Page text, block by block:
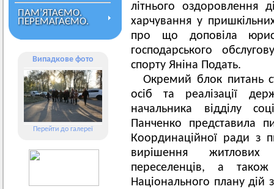
ПАМ’ЯТАЄМО.
ПЕРЕМАГАЄМО.
Випадкове фото
Перейти до галереї
літнього оздоровлення
харчування у
про що доповіла
господарського
спорту Яніна Подать.
Окремий блок питань
осіб та реалізації
начальника відділу
Панченко представила
Координаційної ради з
вирішення
переселенців, а
Національного плану дій